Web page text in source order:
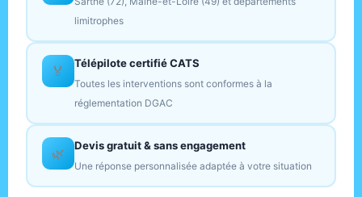
limitrophes
🏅 Télépilote certifié CATS
Toutes les interventions sont conformes à la
réglementation DGAC
🌿 Devis gratuit & sans engagement
Une réponse personnalisée adaptée à votre situation